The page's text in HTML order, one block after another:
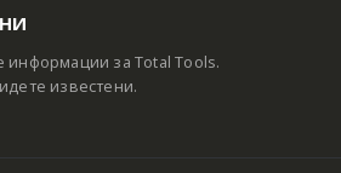
информации за Total Tools.
известени.